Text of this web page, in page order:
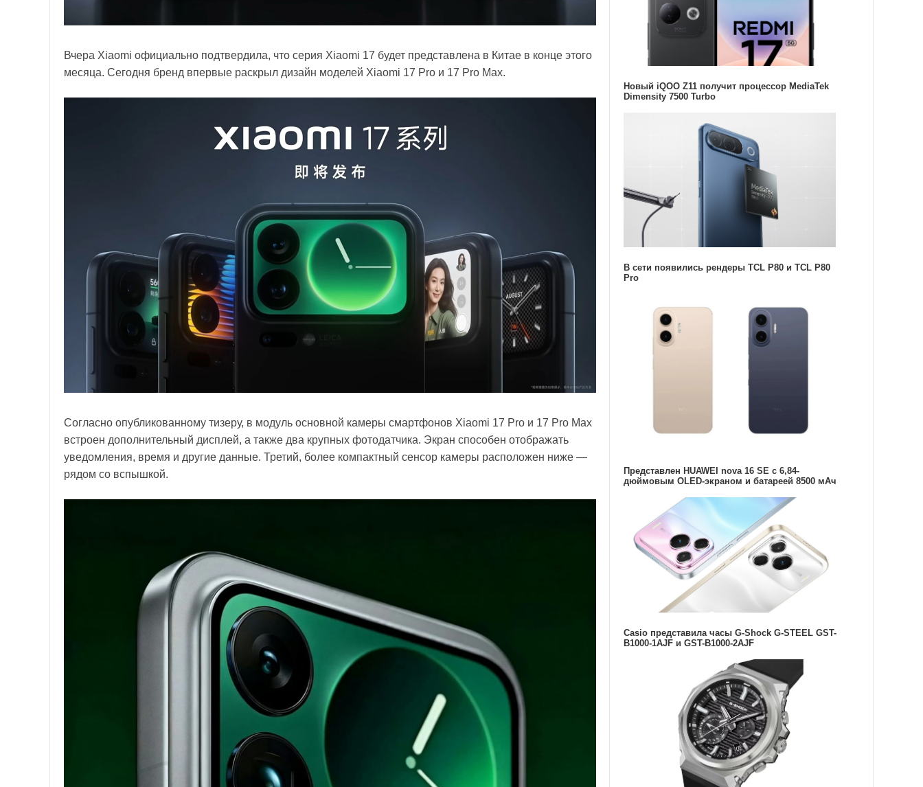
Вчера Xiaomi официально подтвердила, что серия Xiaomi 17 будет представлена в Китае в конце этого
месяца. Сегодня бренд впервые раскрыл дизайн моделей Xiaomi 17 Pro и 17 Pro Max.
Согласно опубликованному тизеру, в модуль основной камеры смартфонов Xiaomi 17 Pro и 17 Pro Max
встроен дополнительный дисплей, а также два крупных фотодатчика. Экран способен отображать
уведомления, время и другие данные. Третий, более компактный сенсор камеры расположен ниже —
рядом со вспышкой.
Новый iQOO Z11 получит процессор MediaTek
Dimensity 7500 Turbo
В сети появились рендеры TCL P80 и TCL P80
Pro
Представлен HUAWEI nova 16 SE с 6,84-
дюймовым OLED-экраном и батареей 8500 мАч
Casio представила часы G-Shock G-STEEL GST-
B1000-1AJF и GST-B1000-2AJF